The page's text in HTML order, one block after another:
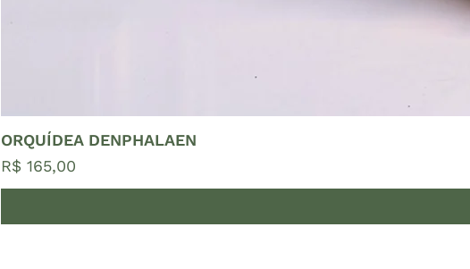
ORQUÍDEA DENPHALAEN
Preço
R$ 165,00